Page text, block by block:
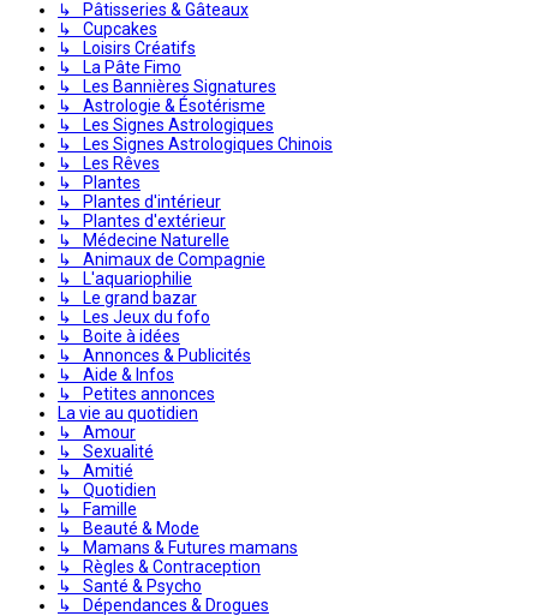
↳ Pâtisseries & Gâteaux
↳ Cupcakes
↳ Loisirs Créatifs
↳ La Pâte Fimo
↳ Les Bannières Signatures
↳ Astrologie & Ésotérisme
↳ Les Signes Astrologiques
↳ Les Signes Astrologiques Chinois
↳ Les Rêves
↳ Plantes
↳ Plantes d'intérieur
↳ Plantes d'extérieur
↳ Médecine Naturelle
↳ Animaux de Compagnie
↳ L'aquariophilie
↳ Le grand bazar
↳ Les Jeux du fofo
↳ Boite à idées
↳ Annonces & Publicités
↳ Aide & Infos
↳ Petites annonces
La vie au quotidien
↳ Amour
↳ Sexualité
↳ Amitié
↳ Quotidien
↳ Famille
↳ Beauté & Mode
↳ Mamans & Futures mamans
↳ Règles & Contraception
↳ Santé & Psycho
↳ Dépendances & Drogues